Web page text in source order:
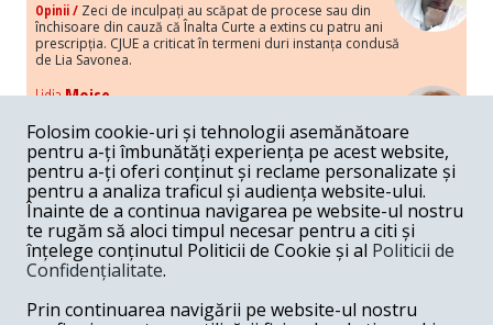
Opinii / Zeci de inculpați au scăpat de procese sau din
închisoare din cauză că Înalta Curte a extins cu patru ani
prescripția. CJUE a criticat în termeni duri instanța condusă
de Lia Savonea.
LidiaMoise
Costurile economice ale haosului politic
Opinii / Economia nu poate rezista cu retorica falsă a
susținerii intereselor poporului, care, de fapt, ascunde
obsesia menținerii privilegiilor și a averilor unor caste.
Melania Cincea
Noi puseuri de xenofobie din partea românilor
„neaoși”
Periodic, în spațiul public sunt voci care lansează
mesaje xenofobe la adresa câte unui politician care deranjează un
anumit grup politico-mediatic, într-un anumit moment.
Folosim cookie-uri și tehnologii asemănătoare
pentru a-ți îmbunătăți experiența pe acest website,
pentru a-ți oferi conținut și reclame personalizate și
pentru a analiza traficul și audiența website-ului.
Înainte de a continua navigarea pe website-ul nostru
te rugăm să aloci timpul necesar pentru a citi și
înțelege conținutul Politicii de Cookie și al Politicii de
Confidențialitate.
Prin continuarea navigării pe website-ul nostru